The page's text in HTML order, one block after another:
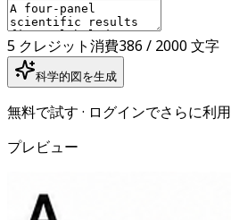
5 クレジット消費386 / 2000 文字
科学的図を生成
無料で試す · ログインでさらに利用
プレビュー